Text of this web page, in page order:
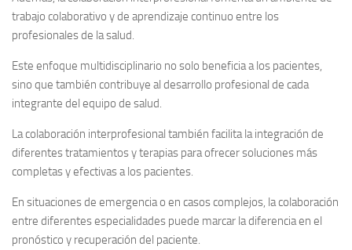
trabajo colaborativo y de aprendizaje continuo entre los
profesionales de la salud.
Este enfoque multidisciplinario no solo beneficia a los pacientes,
sino que también contribuye al desarrollo profesional de cada
integrante del equipo de salud.
La colaboración interprofesional también facilita la integración de
diferentes tratamientos y terapias para ofrecer soluciones más
completas y efectivas a los pacientes.
En situaciones de emergencia o en casos complejos, la colaboración
entre diferentes especialidades puede marcar la diferencia en el
pronóstico y recuperación del paciente.